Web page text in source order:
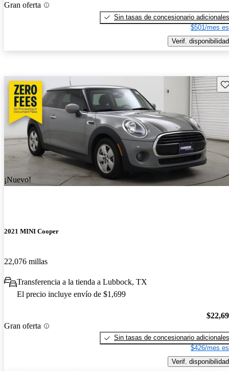
Gran oferta
Sin tasas de concesionario adicionales
$501/mes
Verif. disponibilidad
¡Nuevo!
2021 MINI Cooper
22,076 millas
Transferencia a la tienda a Lubbock, TX
El precio incluye envío de $1,699
Gran oferta
Sin tasas de concesionario adicionales
$426/mes
Verif. disponibilidad